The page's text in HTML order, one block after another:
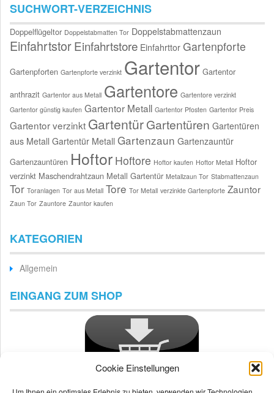
Cookie Einstellungen
SUCHWORT-VERZEICHNIS
Doppelflügeltor Doppelstabmatten Tor Doppelstabmattenzaun
EinfahrtstorEinfahrtstore Einfahrttor Gartenpforte
Gartenpforten Gartenpforte verzinkt Gartentor Gartentor
anthrazit Gartentor aus Metall Gartentore Gartentore verzinkt
Gartentor günstig kaufen Gartentor Metall Gartentor Pfosten Gartentor Preis
Gartentor verzinkt GartentürGartentüren Gartentüren
aus Metall Gartentür Metall Gartenzaun Gartenzauntür
Gartenzauntüren Hoftor Hoftore Hoftor kaufen Hoftor Metall Hoftor
verzinkt Maschendrahtzaun Metall Gartentür Metallzaun Tor Stabmattenzaun
Tor Toranlagen Tor aus Metall Tore Tor Metall verzinkte Gartenpforte Zauntor
Zaun Tor Zauntore Zauntor kaufen
KATEGORIEN
Allgemein
EINGANG ZUM SHOP